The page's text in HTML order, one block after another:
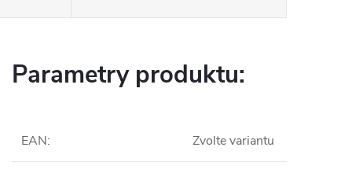
Parametry produktu:
EAN: Zvolte variantu